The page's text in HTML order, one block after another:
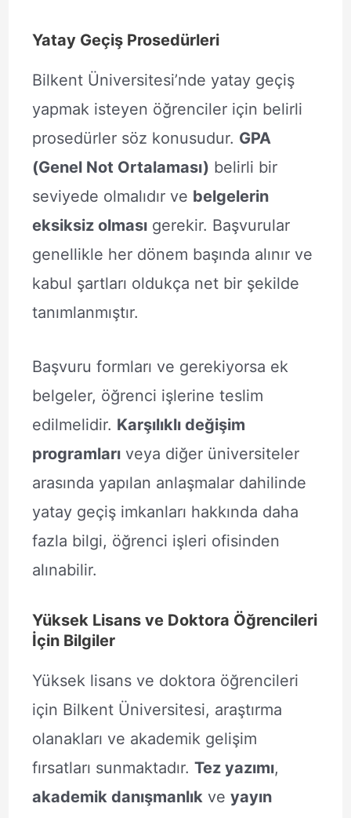
Yatay Geçiş Prosedürleri
Bilkent Üniversitesi’nde yatay geçiş
yapmak isteyen öğrenciler için belirli
prosedürler söz konusudur. GPA
(Genel Not Ortalaması) belirli bir
seviyede olmalıdır ve belgelerin
eksiksiz olmasıgerekir. Başvurular
genellikle her dönem başında alınır ve
kabul şartları oldukça net bir şekilde
tanımlanmıştır.
Başvuru formları ve gerekiyorsa ek
belgeler, öğrenci işlerine teslim
edilmelidir. Karşılıklı değişim
programlarıveya diğer üniversiteler
arasında yapılan anlaşmalar dahilinde
yatay geçiş imkanları hakkında daha
fazla bilgi, öğrenci işleri ofisinden
alınabilir.
Yüksek Lisans ve Doktora Öğrencileri
İçin Bilgiler
Yüksek lisans ve doktora öğrencileri
için Bilkent Üniversitesi, araştırma
olanakları ve akademik gelişim
fırsatları sunmaktadır. Tez yazımı,
akademik danışmanlıkve yayın